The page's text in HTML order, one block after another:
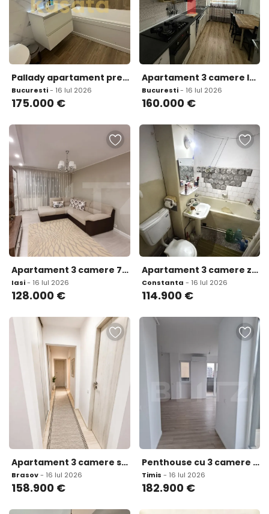
Pallady apartament premium 3 camere bloc 2025 2 bai
Bucuresti- 16 Iul 2026
175.000 €
Apartament 3 camere lacul tei
Bucuresti- 16 Iul 2026
160.000 €
Apartament 3 camere 70 55 mp zona Lunca Cetatuii
Iasi- 16 Iul 2026
128.000 €
Apartament 3 camere zona Inel 1 cu Centrala
Constanta - 16 Iul 2026
114.900 €
Apartament 3 camere suprafata extinsa decomandat zona ver
Brasov- 16 Iul 2026
158.900 €
Penthouse cu 3 camere 76 42 mp 3 terase zona Torontalului
Timis - 16 Iul 2026
182.900 €